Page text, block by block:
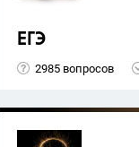
ЕГЭ
2985 вопросов